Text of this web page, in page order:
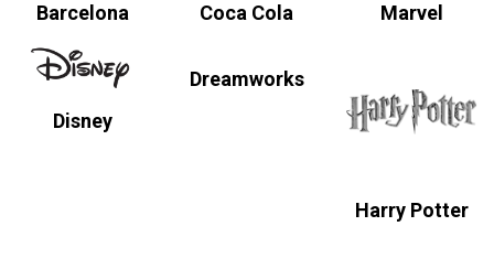
Barcelona Coca Cola Marvel
Disney
Dreamworks
Harry Potter